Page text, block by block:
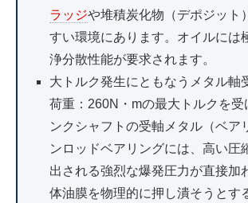
ラッジや堆積炭化物（デポジット
すい環境にあります。オイルには
浄分散性能が要求されます。
大トルク発生にともなうメタル軸
荷重：260N・mの最大トルクを受
ンクシャフトの受軸メタル（ベア
ンロッドベアリングには、高い圧
出される強烈な爆発圧力が直接加
体油膜を物理的に押し潰そうとす